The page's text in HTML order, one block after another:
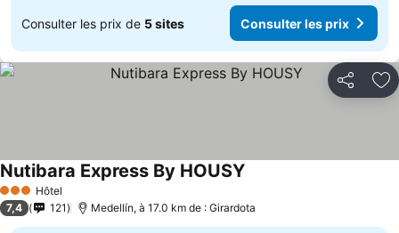
Consulter les prix de 5 sites Consulter les prix
Partager
3 ÉtoilesHôtel
Nutibara Express By HOUSY
7,4 121 Medellín, à 17.0 km de : Girardota